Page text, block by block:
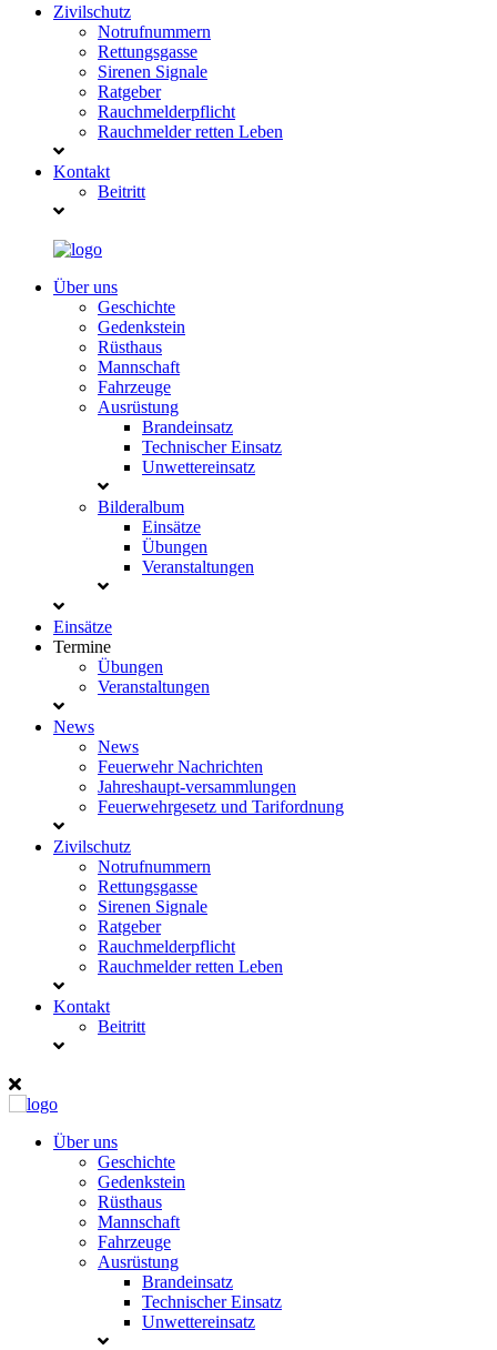
Zivilschutz
Notrufnummern
Rettungsgasse
Sirenen Signale
Ratgeber
Rauchmelderpflicht
Rauchmelder retten Leben
Kontakt
Beitritt
Über uns
Geschichte
Gedenkstein
Rüsthaus
Mannschaft
Fahrzeuge
Ausrüstung
Brandeinsatz
Technischer Einsatz
Unwettereinsatz
Bilderalbum
Einsätze
Übungen
Veranstaltungen
Einsätze
Termine
Übungen
Veranstaltungen
News
News
Feuerwehr Nachrichten
Jahreshaupt-versammlungen
Feuerwehrgesetz und Tarifordnung
Zivilschutz
Notrufnummern
Rettungsgasse
Sirenen Signale
Ratgeber
Rauchmelderpflicht
Rauchmelder retten Leben
Kontakt
Beitritt
Über uns
Geschichte
Gedenkstein
Rüsthaus
Mannschaft
Fahrzeuge
Ausrüstung
Brandeinsatz
Technischer Einsatz
Unwettereinsatz